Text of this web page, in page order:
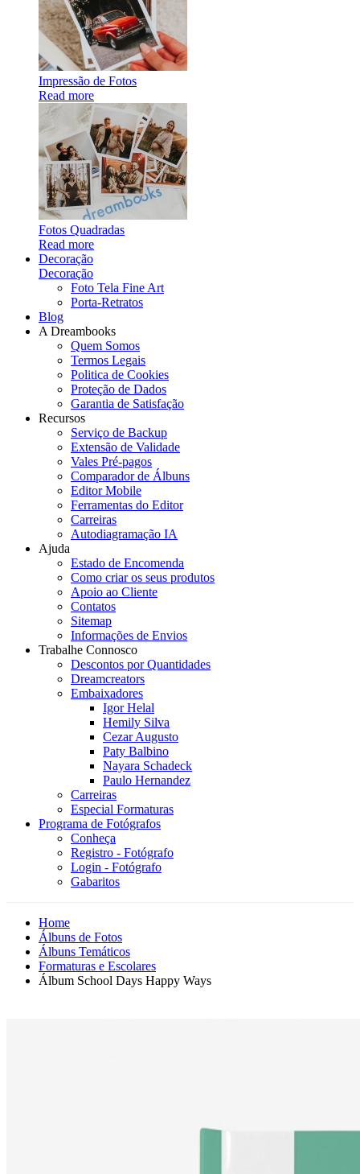
Impressão de Fotos
Read more
Fotos Quadradas
Read more
Decoração
Decoração
Foto Tela Fine Art
Porta-Retratos
Blog
A Dreambooks
Quem Somos
Termos Legais
Politica de Cookies
Proteção de Dados
Garantia de Satisfação
Recursos
Serviço de Backup
Extensão de Validade
Vales Pré-pagos
Comparador de Álbuns
Editor Mobile
Ferramentas do Editor
Carreiras
Autodiagramação IA
Ajuda
Estado de Encomenda
Como criar os seus produtos
Apoio ao Cliente
Contatos
Sitemap
Informações de Envios
Trabalhe Connosco
Descontos por Quantidades
Dreamcreators
Embaixadores
Igor Helal
Hemily Silva
Cezar Augusto
Paty Balbino
Nayara Schadeck
Paulo Hernandez
Carreiras
Especial Formaturas
Programa de Fotógrafos
Conheça
Registro - Fotógrafo
Login - Fotógrafo
Gabaritos
Home
Álbuns de Fotos
Álbuns Temáticos
Formaturas e Escolares
Álbum School Days Happy Ways